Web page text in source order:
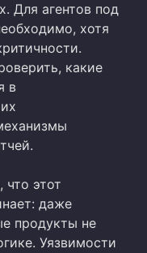
Для агентов под
хотя
какие
в
что этот
даже
продукты не
Уязвимости